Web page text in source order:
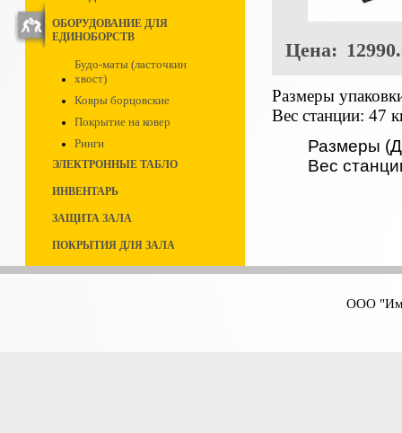
ОБОРУДОВАНИЕ ДЛЯ
ЕДИНОБОРСТВ
Будо-маты (ласточкин
хвост)
Ковры борцовские
Покрытие на ковер
Ринги
ЭЛЕКТРОННЫЕ ТАБЛО
ИНВЕНТАРЬ
ЗАЩИТА ЗАЛА
ПОКРЫТИЯ ДЛЯ ЗАЛА
Цена:
Размеры
Вес станции: 47
Размеры
Вес
ООО